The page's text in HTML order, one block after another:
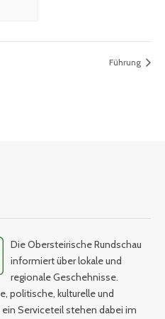
Führung
Die Obersteirische Rundschau
informiert über lokale und
regionale Geschehnisse.
politische, kulturelle und
Serviceteil stehen dabei im